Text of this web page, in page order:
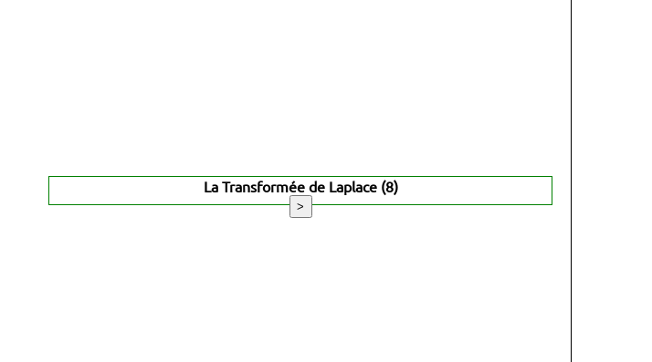
La Transformée de Laplace (8)